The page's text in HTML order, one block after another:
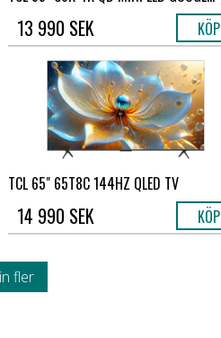
13 990 SEK KÖP
TCL 65" 65T8C 144HZ QLED TV
14 990 SEK KÖP
fler